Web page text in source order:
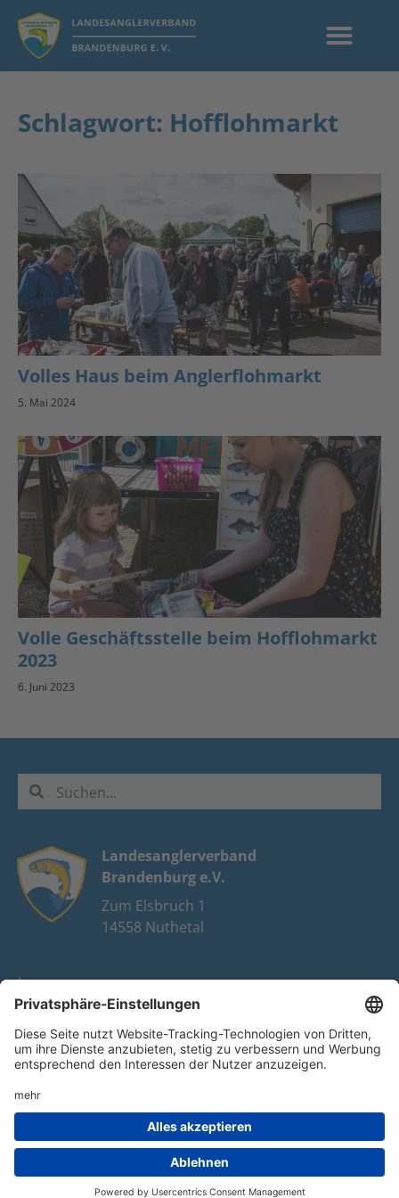
Schlagwort: Hofflohmarkt
Volles Haus beim Anglerflohmarkt
5. Mai 2024
Volle Geschäftsstelle beim Hofflohmarkt
2023
6. Juni 2023
Landesanglerverband
Brandenburg e.V.
Zum Elsbruch 1
14558 Nuthetal
Impressum
Datenschutz
FAQ